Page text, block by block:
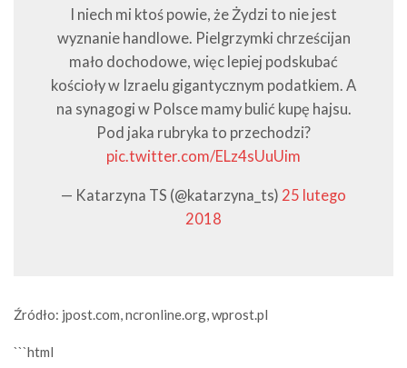
I niech mi ktoś powie, że Żydzi to nie jest
wyznanie handlowe. Pielgrzymki chrześcijan
mało dochodowe, więc lepiej podskubać
kościoły w Izraelu gigantycznym podatkiem. A
na synagogi w Polsce mamy bulić kupę hajsu.
Pod jaka rubryka to przechodzi?
pic.twitter.com/ELz4sUuUim
— Katarzyna TS (@katarzyna_ts) 25 lutego
2018
Źródło: jpost.com, ncronline.org, wprost.pl
```html